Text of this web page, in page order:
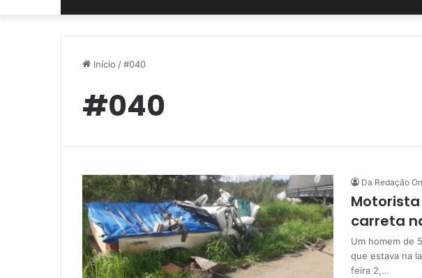
Início /#040
#040
Da Redação
carreta
Um homem de
que estava na
feira 2,…